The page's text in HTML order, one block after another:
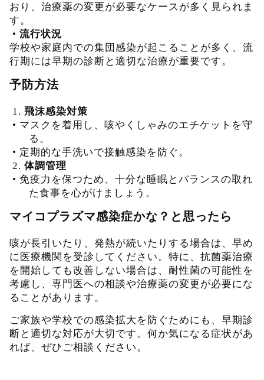
おり、治療薬の変更が必要なケースが多く見られま
す。
• 流行状況
学校や家庭内での集団感染が起こることが多く、流
行期には早期の診断と適切な治療が重要です。
予防方法
1. 飛沫感染対策
• マスクを着用し、咳やくしゃみのエチケットを守
る。
• 定期的な手洗いで接触感染を防ぐ。
2. 体調管理
• 免疫力を保つため、十分な睡眠とバランスの取れ
た食事を心がけましょう。
マイコプラズマ感染症かな？と思ったら
咳が長引いたり、発熱が続いたりする場合は、早め
に医療機関を受診してください。特に、抗菌薬治療
を開始しても改善しない場合は、耐性菌の可能性を
考慮し、専門医への相談や治療薬の変更が必要にな
ることがあります。
ご家族や学校での感染拡大を防ぐためにも、早期診
断と適切な対応が大切です。何か気になる症状があ
れば、ぜひご相談ください。